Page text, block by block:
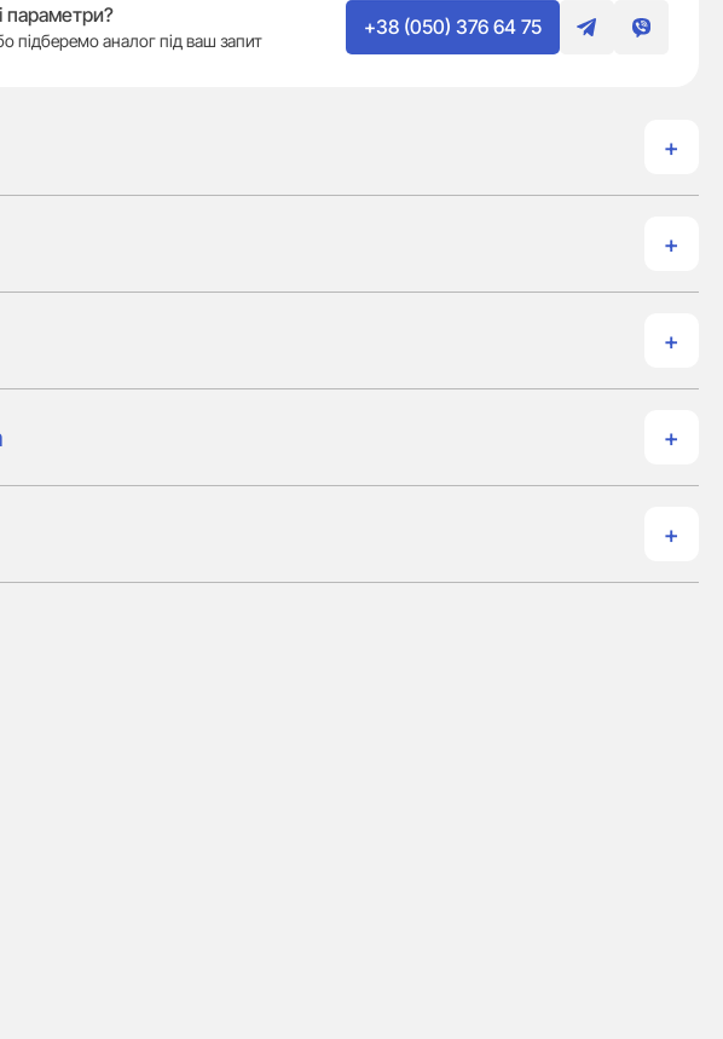
параметри?
підберемо аналог під ваш запит
+38 (050) 376 64 75